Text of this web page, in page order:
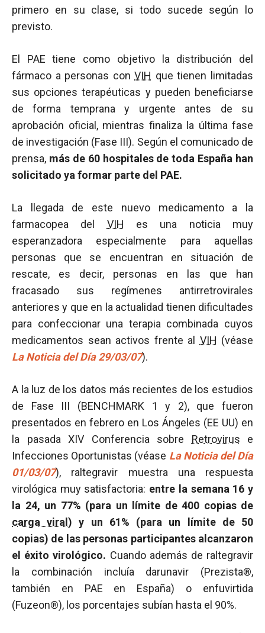
primero en su clase, si todo sucede según lo
previsto.
El PAE tiene como objetivo la distribución del
fármaco a personas conVIH que tienen limitadas
sus opciones terapéuticas y pueden beneficiarse
de forma temprana y urgente antes de su
aprobación oficial, mientras finaliza la última fase
de investigación (Fase III). Según el comunicado de
prensa, más de 60 hospitales de toda España han
solicitado ya formar parte del PAE.
La llegada de este nuevo medicamento a la
farmacopea del VIH es una noticia muy
esperanzadora especialmente para aquellas
personas que se encuentran en situación de
rescate, es decir, personas en las que han
fracasado sus regímenes antirretrovirales
anteriores y que en la actualidad tienen dificultades
para confeccionar una terapia combinada cuyos
medicamentos sean activos frente al VIH (véase
La Noticia del Día 29/03/07).
A la luz de los datos más recientes de los estudios
de Fase III (BENCHMARK 1 y 2), que fueron
presentados en febrero en Los Ángeles (EE UU) en
la pasada XIV Conferencia sobre Retrovirus e
Infecciones Oportunistas (véase La Noticia del Día
01/03/07), raltegravir muestra una respuesta
virológica muy satisfactoria: entre la semana 16 y
la 24, un 77% (para un límite de 400 copias de
carga viral) y un 61% (para un límite de 50
copias) de las personas participantes alcanzaron
el éxito virológico. Cuando además de raltegravir
la combinación incluía darunavir (Prezista®,
también en PAE en España) o enfuvirtida
(Fuzeon®), los porcentajes subían hasta el 90%.